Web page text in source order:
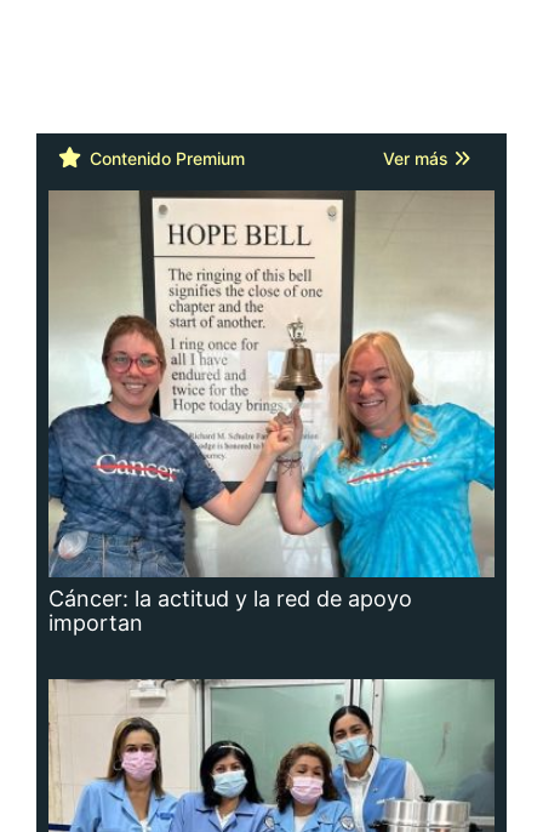
Contenido Premium Ver más
Cáncer: la actitud y la red de apoyo
importan